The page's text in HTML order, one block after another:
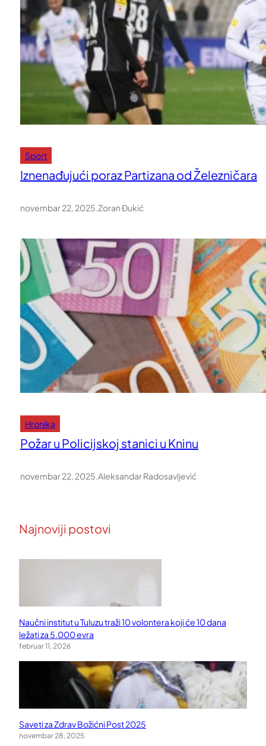
Sport
Iznenađujući poraz Partizana od Železničara
novembar 22, 2025.Zoran Đukić
Hronika
Požar u Policijskoj stanici u Kninu
novembar 22, 2025.Aleksandar Radosavljević
Najnoviji postovi
Naučni institut u Tuluzu traži 10 volontera koji će 10 dana
ležati za 5.000 evra
februar 11, 2026
Saveti za Zdrav Božićni Post 2025
novembar 28, 2025